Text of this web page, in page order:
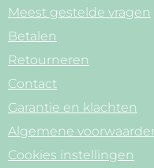
Meest gestelde vragen
Betalen
Retourneren
Contact
Garantie en klachten
Algemene
Cookies instellingen